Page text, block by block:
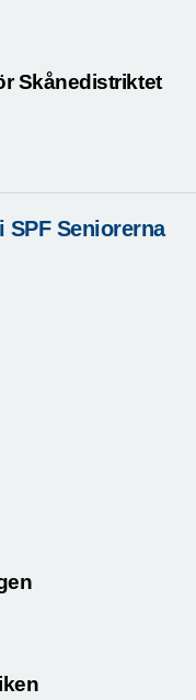
Skånedistriktet
SPF Seniorerna